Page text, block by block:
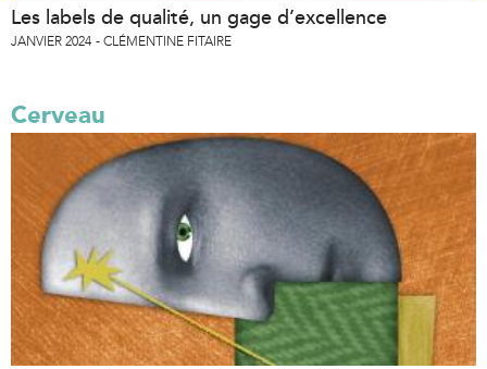
Les labels de qualité, un gage d’excellence
JANVIER 2024 CLÉMENTINE FITAIRE
Cerveau